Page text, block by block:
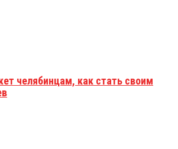
челябинцам, как стать своим